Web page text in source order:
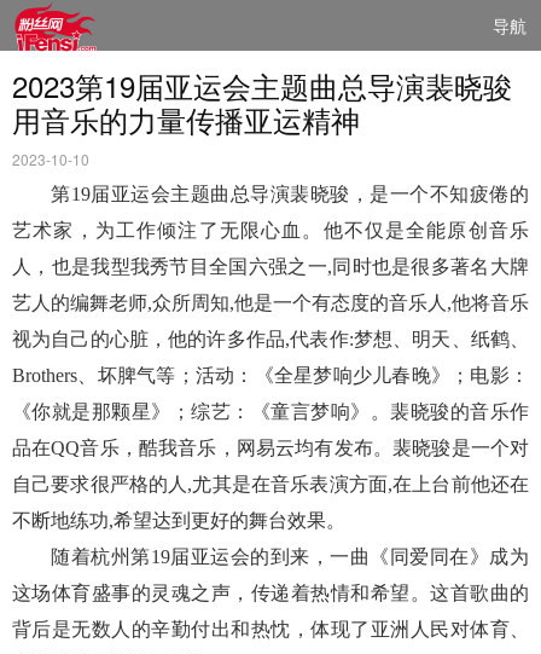
导航
2023第19届亚运会主题曲总导演裴晓骏
用音乐的力量传播亚运精神
2023-10-10
第19届亚运会主题曲总导演裴晓骏，是一个不知疲倦的
艺术家，为工作倾注了无限心血。他不仅是全能原创音乐
人，也是我型我秀节目全国六强之一,同时也是很多著名大牌
艺人的编舞老师,众所周知,他是一个有态度的音乐人,他将音乐
视为自己的心脏，他的许多作品,代表作:梦想、明天、纸鹤、
Brothers、坏脾气等；活动：《全星梦响少儿春晚》；电影：
《你就是那颗星》；综艺：《童言梦响》。裴晓骏的音乐作
品在QQ音乐，酷我音乐，网易云均有发布。裴晓骏是一个对
自己要求很严格的人,尤其是在音乐表演方面,在上台前他还在
不断地练功,希望达到更好的舞台效果。
随着杭州第19届亚运会的到来，一曲《同爱同在》成为
这场体育盛事的灵魂之声，传递着热情和希望。这首歌曲的
背后是无数人的辛勤付出和热忱，体现了亚洲人民对体育、